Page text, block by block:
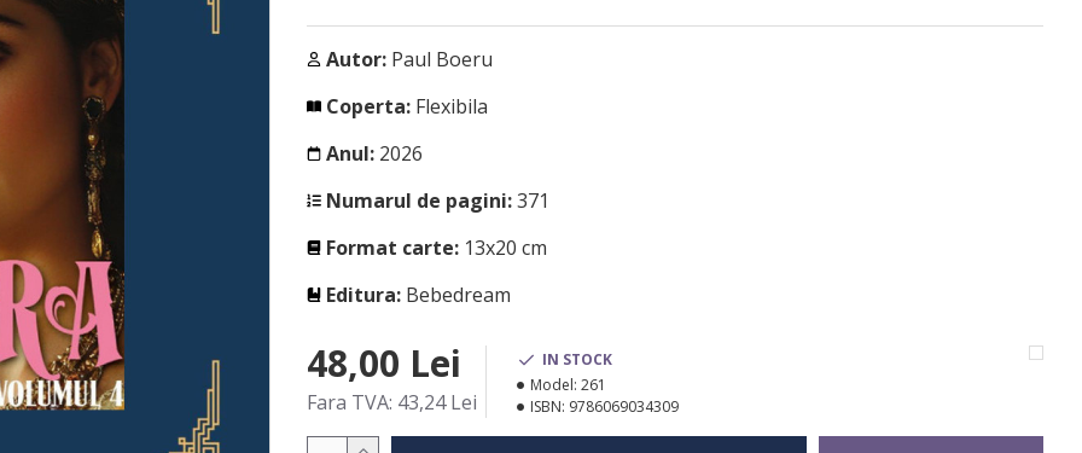
Autor: Paul Boeru
Coperta: Flexibila
Anul: 2026
Numarul de pagini:371
Format carte: 13x20 cm
Editura: Bebedream
48,00 Lei
Fara TVA: 43,24 Lei
IN STOCK
Model: 261
ISBN: 9786069034309